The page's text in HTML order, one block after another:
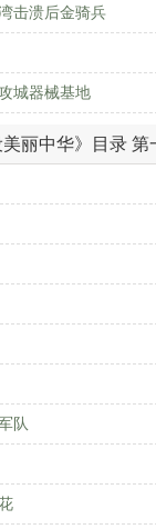
击溃后金骑兵
城器械基地
丽中华》目录 第
队